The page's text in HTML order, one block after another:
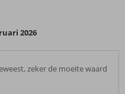
2026
zeker de moeite waard